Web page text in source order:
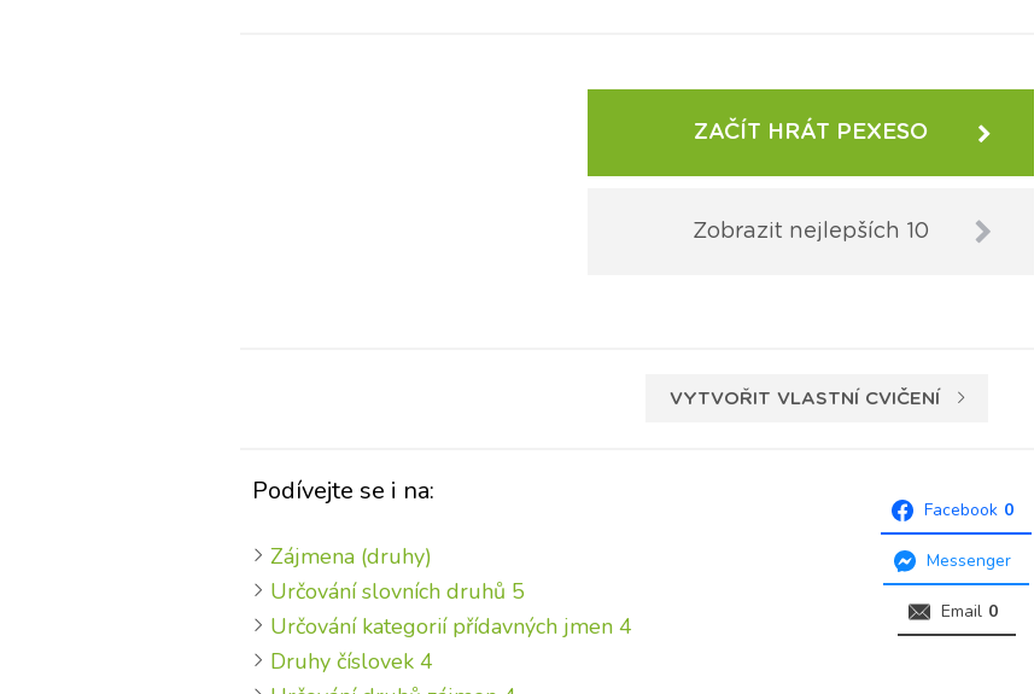
ZAČÍT HRÁT PEXESO
Zobrazit nejlepších 10
VYTVOŘIT VLASTNÍ CVIČENÍ
Podívejte se i na:
Zájmena (druhy)
Určování slovních druhů 5
Určování kategorií přídavných jmen 4
Druhy číslovek 4
Facebook 0
Messenger
Email 0